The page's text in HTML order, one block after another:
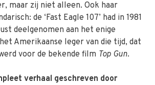
maar zij niet alleen. Ook haar
de ‘Fast Eagle 107’ had in 1981
deelgenomen aan het enige
Amerikaanse leger van die tijd, dat
voor de bekende film Top Gun.
verhaal geschreven door